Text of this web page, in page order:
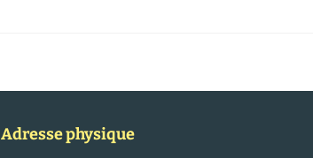
Adresse physique